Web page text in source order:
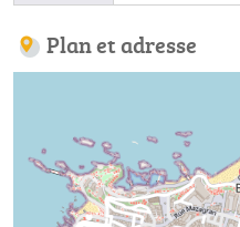
Plan et adresse